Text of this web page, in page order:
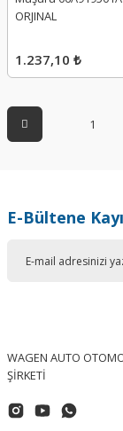
ORJINAL
1.237,10 ₺
1
E-Bültene
WAGEN AUTO
ŞİRKETİ